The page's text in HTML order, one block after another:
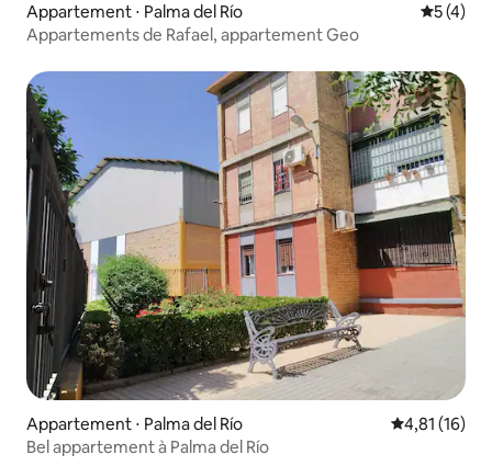
Appartement ⋅ Palma del Río
5 (4)
Appartements de Rafael, appartement Geo
Appartement ⋅ Palma del Río Évaluation
4,81 (16)
Bel appartement à Palma del Río